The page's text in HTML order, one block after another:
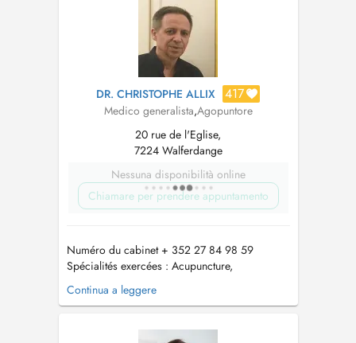
DR. CHRISTOPHE ALLIX 417
Medico generalista,Agopuntore
20 rue de l'Eglise,
7224 Walferdange
Nessuna disponibilità online
Chiamare per prendere appuntamento
Numéro du cabinet + 352 27 84 98 59
Spécialités exercées : Acupuncture,
Phytotherapie , Complémentation alimentaire
Médecine Traditionnelle Chinoise , Ventouses ,
Continua a leggere